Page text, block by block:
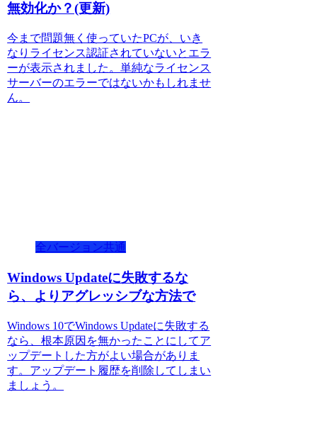
無効化か？(更新)
今まで問題無く使っていたPCが、いき
なりライセンス認証されていないとエラ
ーが表示されました。単純なライセンス
サーバーのエラーではないかもしれませ
ん。
全バージョン共通
Windows Updateに失敗するな
ら、よりアグレッシブな方法で
Windows 10でWindows Updateに失敗する
なら、根本原因を無かったことにしてア
ップデートした方がよい場合がありま
す。アップデート履歴を削除してしまい
ましょう。